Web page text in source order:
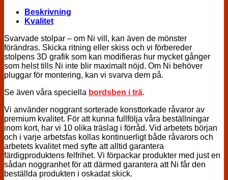
Beskrivning
Kvalitet
Svarvade stolpar – om Ni vill, kan även de mönster
förändras. Skicka ritning eller skiss och vi förbereder
stolpens 3D grafik som kan modifieras hur mycket gånger
som helst tills Ni inte blir maximalt nöjd. Om Ni behöver
pluggar för montering, kan vi svarva dem på.
Se även våra speciella bordsben i trä.
Vi använder noggrant sorterade konsttorkade råvaror av
premium kvalitet. För att kunna fullfölja våra beställningar
inom kort, har vi 10 olika träslag i förråd. Vid arbetets början
och i varje arbetsfas kollas kontinuerligt både råvarors och
arbetets kvalitet med syfte att alltid garantera
färdigproduktens felfrihet. Vi förpackar produkter med just en
sådan noggranhet för att därmed garantera att Ni får den
beställda produkten i oskadat skick.